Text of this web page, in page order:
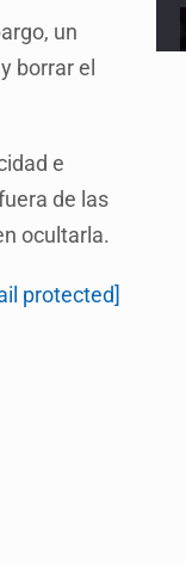
un
borrar el
e
de las
ocultarla.
protected]